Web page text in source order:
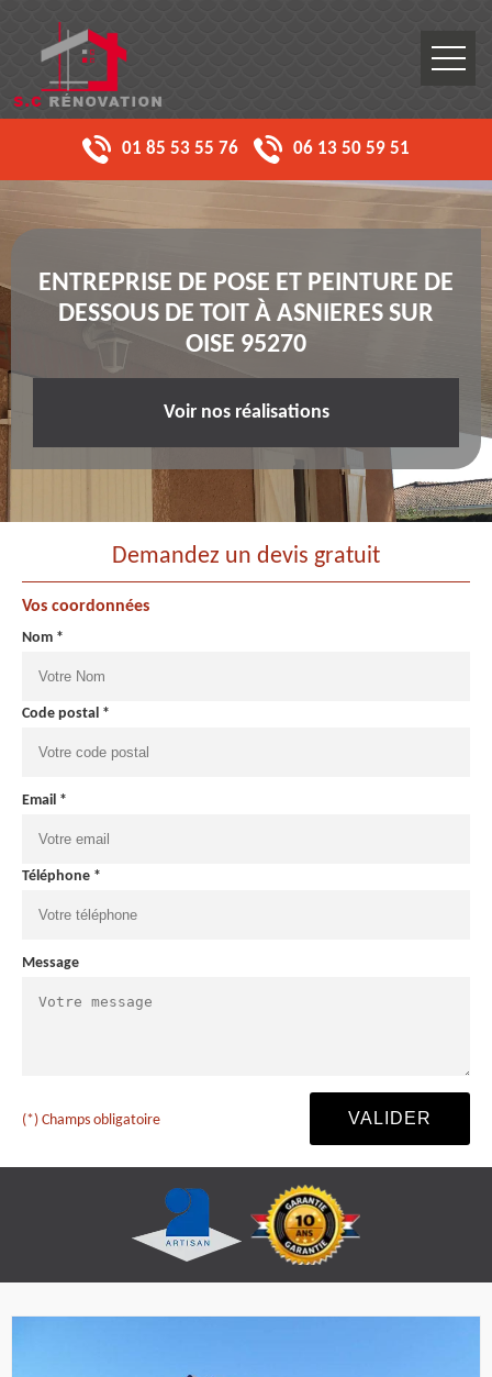
01 85 53 55 76 06 13 50 59 51
ENTREPRISE DE POSE ET PEINTURE DE
DESSOUS DE TOIT À ASNIERES SUR
OISE 95270
Voir nos réalisations
Demandez un devis gratuit
Vos coordonnées
Nom *
Code postal *
Email *
Téléphone *
Message
(*) Champs obligatoire